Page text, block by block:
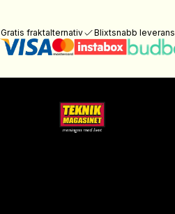
Gratis fraktalternativ Blixtsnabb leverans